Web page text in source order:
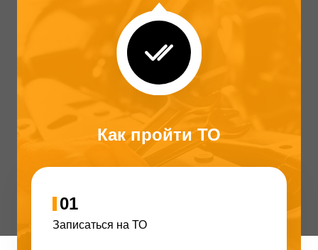
01
Записаться на ТО
Как пройти ТО